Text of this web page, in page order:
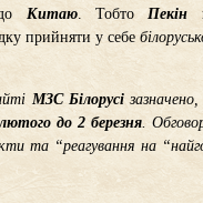
Китаю. Тобто Пекін
прийняти у себе
МЗС Білорусі
до 2 березня.
та “реагування на